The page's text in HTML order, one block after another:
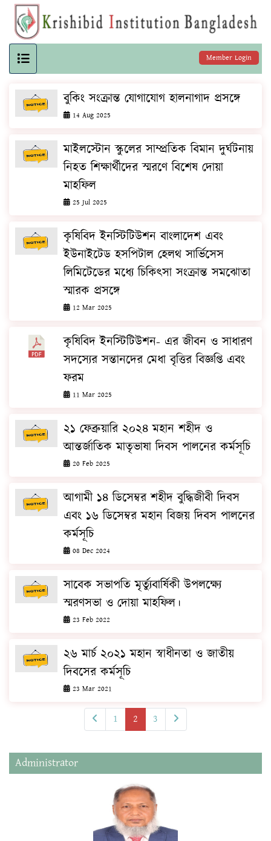
Member Login
বুকিং সংক্রান্ত যোগাযোগ হালনাগাদ প্রসঙ্গে
14 Aug 2025
মাইলস্টোন স্কুলের সাম্প্রতিক বিমান দুর্ঘটনায়
নিহত শিক্ষার্থীদের স্মরণে বিশেষ দোয়া
মাহফিল
25 Jul 2025
কৃষিবিদ ইনস্টিটিউশন বাংলাদেশ এবং
ইউনাইটেড হসপিটাল হেলথ সার্ভিসেস
লিমিটেডের মধ্যে চিকিৎসা সংক্রান্ত সমঝোতা
স্মারক প্রসঙ্গে
12 Mar 2025
কৃষিবিদ ইনস্টিটিউশন- এর জীবন ও সাধারণ
সদস্যের সন্তানদের মেধা বৃত্তির বিজ্ঞপ্তি এবং
ফরম
11 Mar 2025
২১ ফেব্রুয়ারি ২০২৪ মহান শহীদ ও
আন্তর্জাতিক মাতৃভাষা দিবস পালনের কর্মসূচি
20 Feb 2025
আগামী ১৪ ডিসেম্বর শহীদ বুদ্ধিজীবী দিবস
এবং ১৬ ডিসেম্বর মহান বিজয় দিবস পালনের
কর্মসূচি
08 Dec 2024
সাবেক সভাপতি মৃর্ত্যুবার্ষিকী উপলক্ষ্যে
স্মরণসভা ও দোয়া মাহফিল।
23 Feb 2022
২৬ মার্চ ২০২১ মহান স্বাধীনতা ও জাতীয়
দিবসের কর্মসূচি
23 Mar 2021
1 2 3
Administrator